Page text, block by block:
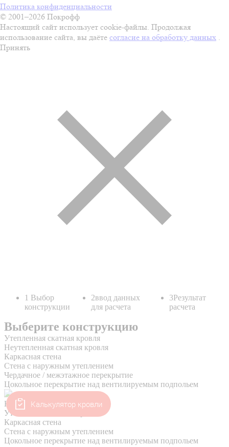
Политика конфиденциальности
© 2001–2026 Покрофф
Настоящий сайт использует cookie-файлы. Продолжая
использование сайта, вы даёте согласие на обработку данных .
Принять
Калькулятор кровли